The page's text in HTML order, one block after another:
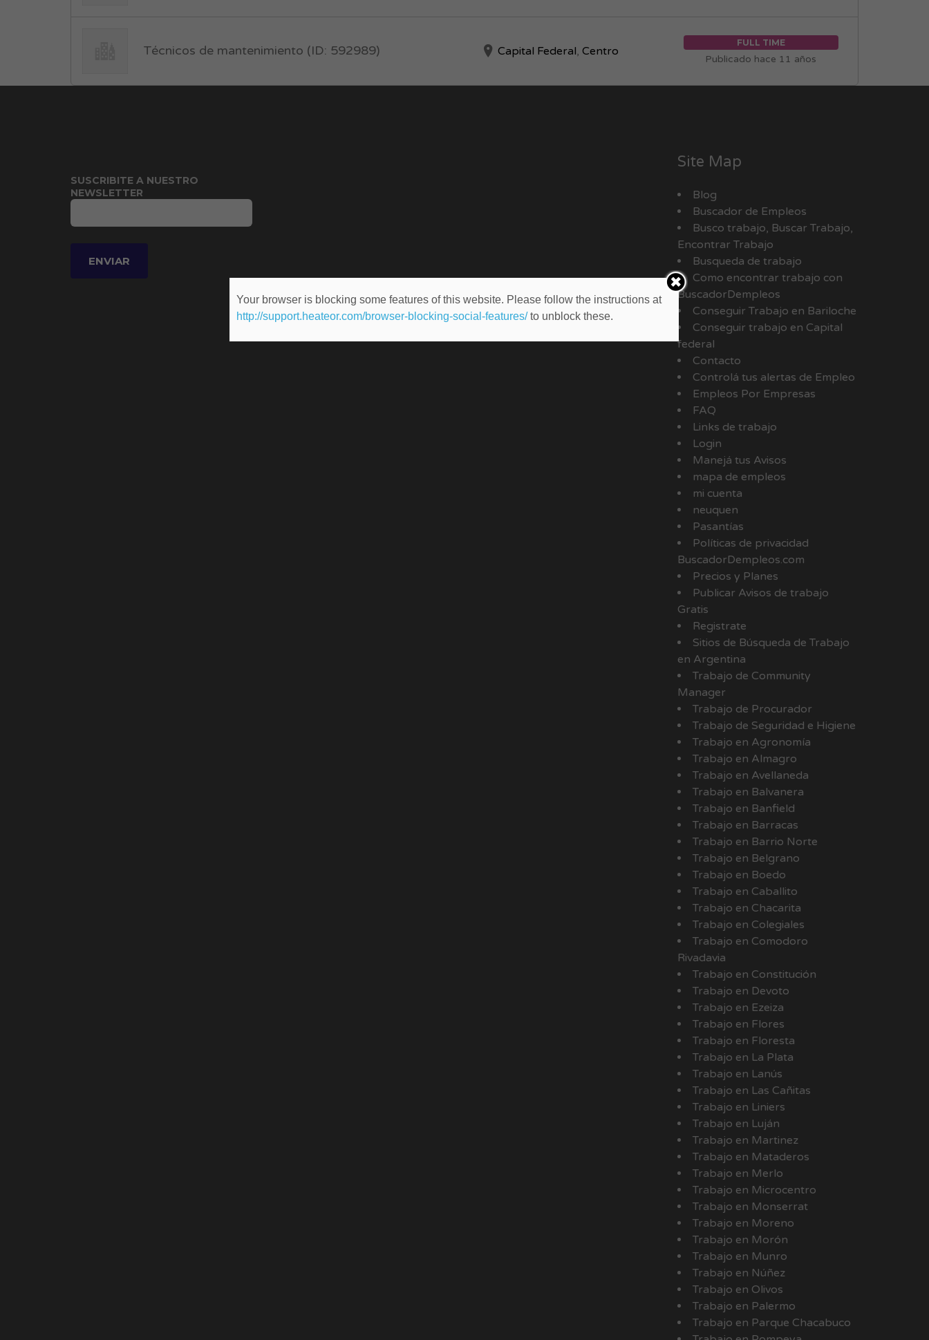
Técnicos de mantenimiento (ID: 592989) Capital Federal, Centro
FULL TIME
Publicado hace 11 años
SUSCRIBITE A NUESTRO
NEWSLETTER
Site Map
Blog
Buscador de Empleos
Busco trabajo, Buscar Trabajo,
Encontrar Trabajo
Busqueda de trabajo
Como encontrar trabajo con
BuscadorDempleos
Conseguir Trabajo en Bariloche
Conseguir trabajo en Capital
federal
Contacto
Controlá tus alertas de Empleo
Empleos Por Empresas
FAQ
Links de trabajo
Login
Manejá tus Avisos
mapa de empleos
mi cuenta
neuquen
Pasantías
Políticas de privacidad
BuscadorDempleos.com
Precios y Planes
Publicar Avisos de trabajo
Gratis
Registrate
Sitios de Búsqueda de Trabajo
en Argentina
Trabajo de Community
Manager
Trabajo de Procurador
Trabajo de Seguridad e Higiene
Trabajo en Agronomía
Trabajo en Almagro
Trabajo en Avellaneda
Trabajo en Balvanera
Trabajo en Banfield
Trabajo en Barracas
Trabajo en Barrio Norte
Trabajo en Belgrano
Trabajo en Boedo
Trabajo en Caballito
Trabajo en Chacarita
Trabajo en Colegiales
Trabajo en Comodoro
Rivadavia
Trabajo en Constitución
Trabajo en Devoto
Trabajo en Ezeiza
Trabajo en Flores
Trabajo en Floresta
Trabajo en La Plata
Trabajo en Lanús
Trabajo en Las Cañitas
Trabajo en Liniers
Trabajo en Luján
Trabajo en Martinez
Trabajo en Mataderos
Trabajo en Merlo
Trabajo en Microcentro
Trabajo en Monserrat
Trabajo en Moreno
Trabajo en Morón
Trabajo en Munro
Trabajo en Núñez
Trabajo en Olivos
Trabajo en Palermo
Trabajo en Parque Chacabuco
Your browser is blocking some features of this website. Please follow the instructions at
http://support.heateor.com/browser-blocking-social-features/to unblock these.